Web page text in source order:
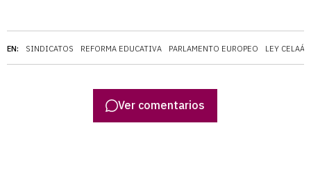
EN: SINDICATOS REFORMA EDUCATIVA PARLAMENTO EUROPEO LEY CELAÁ
Ver comentarios